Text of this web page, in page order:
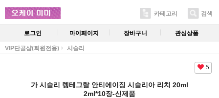
카테고리 검색
로그인 마이페이지 장바구니 관심상품
VIP단골샵(회원전용) 시슬리
5
가 시슬리 렝테그랄 안티에이징 시슬리아 리치 20ml
2ml*10장-신제품